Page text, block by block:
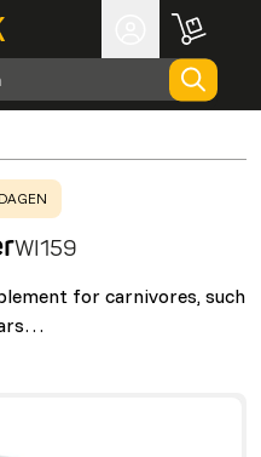
WI159
for carnivores, such